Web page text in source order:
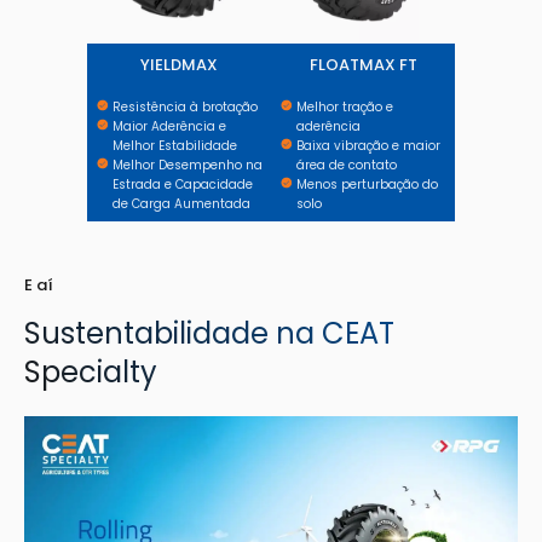
YIELDMAX
Resistência à brotação
Maior Aderência e
Melhor Estabilidade
Melhor Desempenho na
Estrada e Capacidade
de Carga Aumentada
FLOATMAX FT
Melhor tração e
aderência
Baixa vibração e maior
área de contato
Menos perturbação do
solo
E aí
Sustentabilidade na CEAT
Specialty